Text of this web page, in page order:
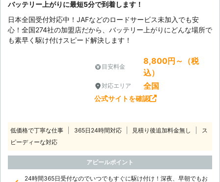
バッテリー上がりに最短5分で到着します！
日本全国受付対応中！JAFなどのロードサービス未加入でも安
心！全国274社の加盟店だから、バッテリー上がりにどんな場所で
も素早く駆け付けスピード解決します！
目安料金
8,800円～（税
込）
対応エリア 全国
公式サイトを確認
低価格で丁寧な仕事 365日24時間対応 見積り後追加料金無し
ス
ピーディーな対応
アピールポイント
24時間365日受付なのでいつでもすぐに駆け付け！深夜、早朝でもお